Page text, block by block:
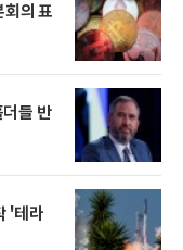
의 표
들 반
'테라